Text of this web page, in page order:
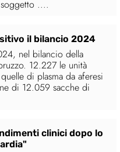
....
il bilancio 2024
nel bilancio della
12.227 le unità
di plasma da aferesi
di 12.059 sacche di
clinici dopo lo